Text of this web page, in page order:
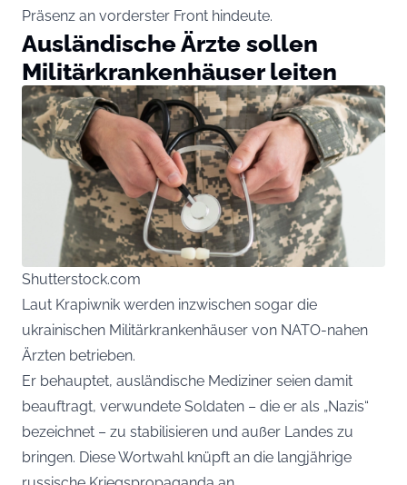
Präsenz an vorderster Front hindeute.
Ausländische Ärzte sollen
Militärkrankenhäuser leiten
Shutterstock.com
Laut Krapiwnik werden inzwischen sogar die
ukrainischen Militärkrankenhäuser von NATO-nahen
Ärzten betrieben.
Er behauptet, ausländische Mediziner seien damit
beauftragt, verwundete Soldaten – die er als „Nazis“
bezeichnet – zu stabilisieren und außer Landes zu
bringen. Diese Wortwahl knüpft an die langjährige